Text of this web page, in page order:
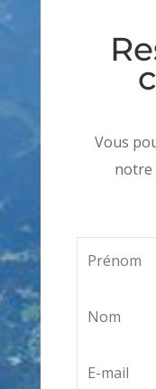
Vous
notre